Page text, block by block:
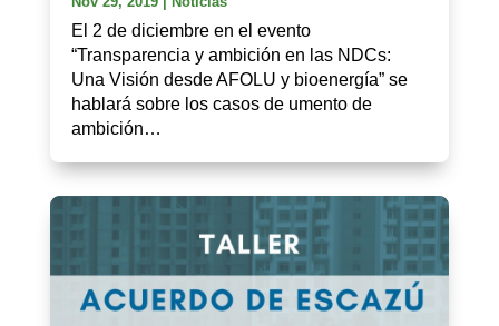
El 2 de diciembre en el evento
“Transparencia y ambición en las NDCs:
Una Visión desde AFOLU y bioenergía” se
hablará sobre los casos de umento de
ambición…